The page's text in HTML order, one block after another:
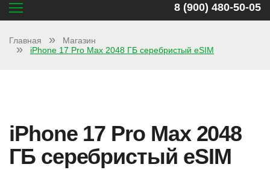
8 (900) 480-50-05
Главная
Магазин
iPhone 17 Pro Max 2048 ГБ серебристый eSIM
iPhone 17 Pro Max 2048
ГБ серебристый eSIM